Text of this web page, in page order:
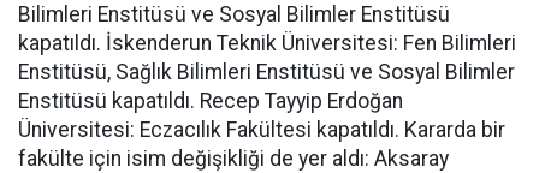
Bilimleri Enstitüsü ve Sosyal Bilimler Enstitüsü
kapatıldı. İskenderun Teknik Üniversitesi: Fen Bilimleri
Enstitüsü, Sağlık Bilimleri Enstitüsü ve Sosyal Bilimler
Enstitüsü kapatıldı. Recep Tayyip Erdoğan
Üniversitesi: Eczacılık Fakültesi kapatıldı. Kararda bir
fakülte için isim değişikliği de yer aldı: Aksaray